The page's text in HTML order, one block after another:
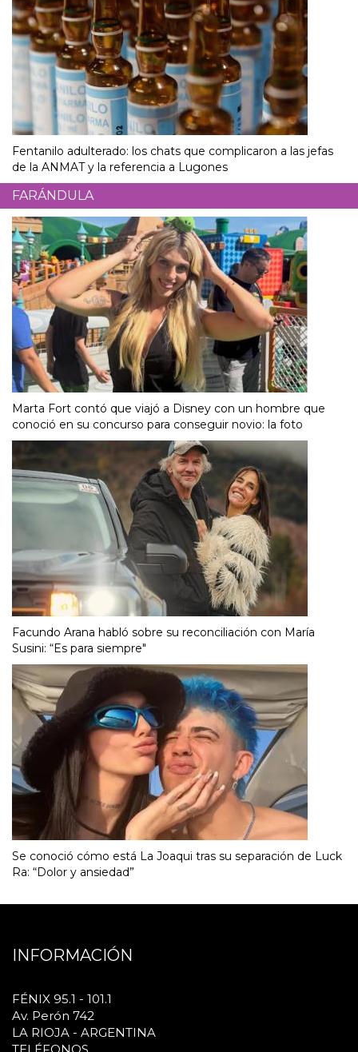
Fentanilo adulterado: los chats que complicaron a las jefas
de la ANMAT y la referencia a Lugones
FARÁNDULA
Marta Fort contó que viajó a Disney con un hombre que
conoció en su concurso para conseguir novio: la foto
Facundo Arana habló sobre su reconciliación con María
Susini: “Es para siempre"
Se conoció cómo está La Joaqui tras su separación de Luck
Ra: “Dolor y ansiedad”
INFORMACIÓN
FÉNIX 95.1 - 101.1
Av. Perón 742
LA RIOJA - ARGENTINA